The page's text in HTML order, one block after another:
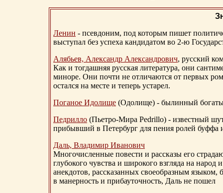
Ленин - псевдоним, под которым пишет
выступал без успеха кандидатом во 2-ю
Алябьев, Александр Александрович, русский
Как и тогдашняя русская литература, они
миноре. Они почти не отличаются от первых
остался на месте и теперь устарел.
Поганое Идолище (Одолище) - былинный
Педрилло (Пьетро-Мира Pedrillo) - известный
прибывший в Петербург для пения ролей буффа
Даль, Владимир Иванович
Многочисленные повести и рассказы его
глубокого чувства и широкого взгляда на
анекдотов, рассказанных своеобразным
в манерность и прибауточность, Даль не пошел